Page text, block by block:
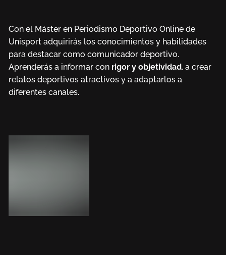
Con el Máster en Periodismo Deportivo Online de
Unisport adquirirás los conocimientos y habilidades
para destacar como comunicador deportivo.
Aprenderás a informar con rigor y objetividad, a crear
relatos deportivos atractivos y a adaptarlos a
diferentes canales.